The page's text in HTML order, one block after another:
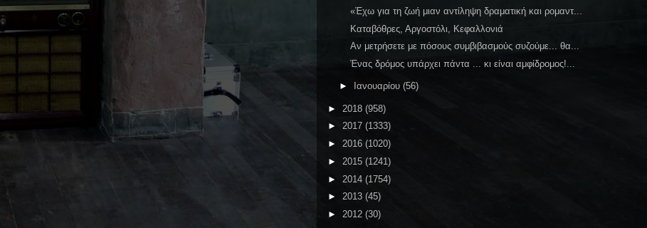
«Έχω για τη ζωή μιαν αντίληψη δραματική και ρομαντ...
Καταβόθρες, Αργοστόλι, Κεφαλλονιά
Αν μετρήσετε με πόσους συμβιβασμούς συζούμε... θα...
Ένας δρόμος υπάρχει πάντα ... κι είναι αμφίδρομος!...
► Ιανουαρίου (56)
► 2018 (958)
► 2017 (1333)
► 2016 (1020)
► 2015 (1241)
► 2014 (1754)
► 2013 (45)
► 2012 (30)